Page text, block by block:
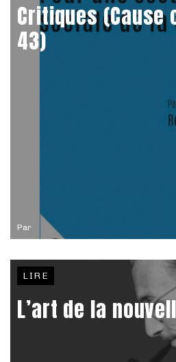
Par
Critiques (Cause
43)
LIRE
L’art de la